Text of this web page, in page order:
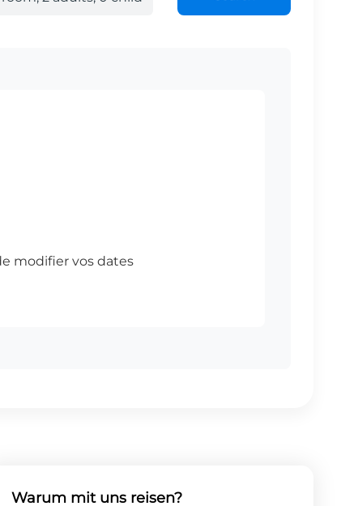
Warum mit uns reisen?